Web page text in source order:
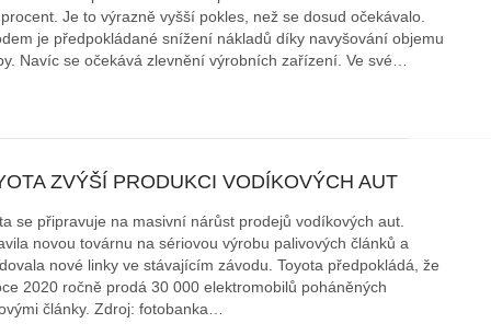
Je to výrazně vyšší pokles, než se dosud očekávalo.
je předpokládané snížení nákladů díky navyšování objemu
Navíc se očekává zlevnění výrobních zařízení. Ve své…
ZVÝŠÍ PRODUKCI VODÍKOVÝCH AUT
se připravuje na masivní nárůst prodejů vodíkových aut.
novou továrnu na sériovou výrobu palivových článků a
nové linky ve stávajícím závodu. Toyota předpokládá, že
2020 ročně prodá 30 000 elektromobilů poháněných
články. Zdroj: fotobanka…
správného poutání
autosedačky
Zabavte děti na cestách